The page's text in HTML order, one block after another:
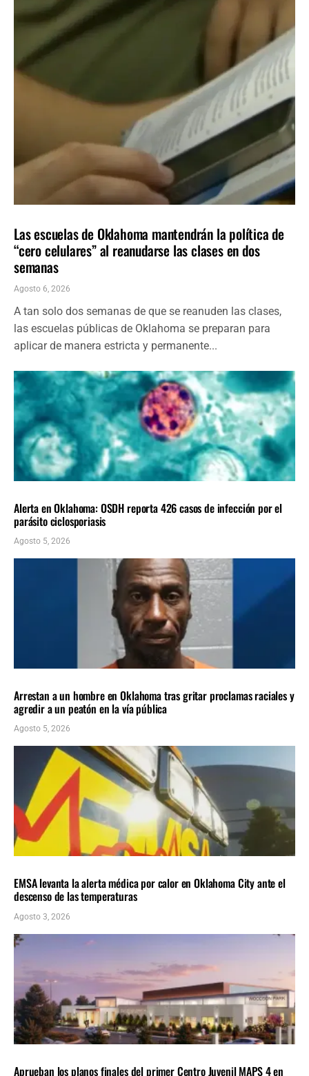
Las escuelas de Oklahoma mantendrán la política de
“cero celulares” al reanudarse las clases en dos
semanas
Agosto 6, 2026
A tan solo dos semanas de que se reanuden las clases,
las escuelas públicas de Oklahoma se preparan para
aplicar de manera estricta y permanente...
Alerta en Oklahoma: OSDH reporta 426 casos de infección por el
parásito ciclosporiasis
Agosto 5, 2026
Arrestan a un hombre en Oklahoma tras gritar proclamas raciales y
agredir a un peatón en la vía pública
Agosto 5, 2026
EMSA levanta la alerta médica por calor en Oklahoma City ante el
descenso de las temperaturas
Agosto 3, 2026
Aprueban los planos finales del primer Centro Juvenil MAPS 4 en